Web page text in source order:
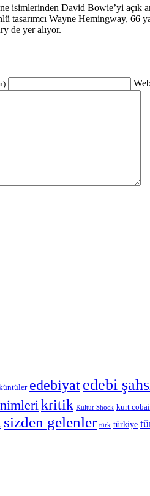
isimlerinden David Bowie’yi
Wayne Hemingway, 66
de yer alıyor.
edebiyatedebi
kritik Kultur Shock kurt
sizden gelenler türk türkiye